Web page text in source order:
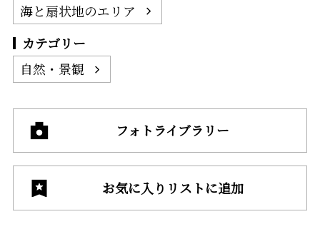
海と扇状地のエリア
カテゴリー
自然・景観
フォトライブラリー
お気に入りリストに追加